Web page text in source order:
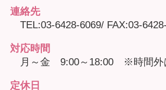
連絡先
TEL:03-6428-6069/ FAX:03-
対応時間
月～金 9:00～18:00 ※時間外
定休日